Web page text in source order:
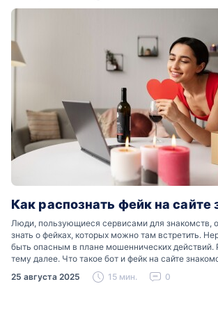
Как распознать фейк на сайте
Люди, пользующиеся сервисами для знакомств,
знать о фейках, которых можно там встретить.
быть опасным в плане мошеннических действий.
тему далее. Что такое бот и фейк на сайте
время можно встретить свою…
25 августа 2025 15 мин. 0